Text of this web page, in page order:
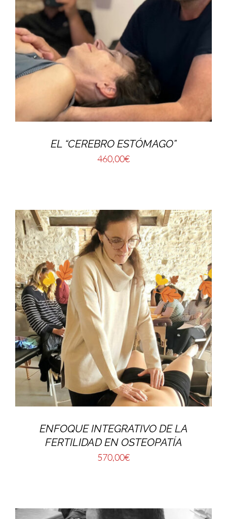
EL “CEREBRO ESTÓMAGO”
460,00€
ENFOQUE INTEGRATIVO DE LA
FERTILIDAD EN OSTEOPATÍA
570,00€